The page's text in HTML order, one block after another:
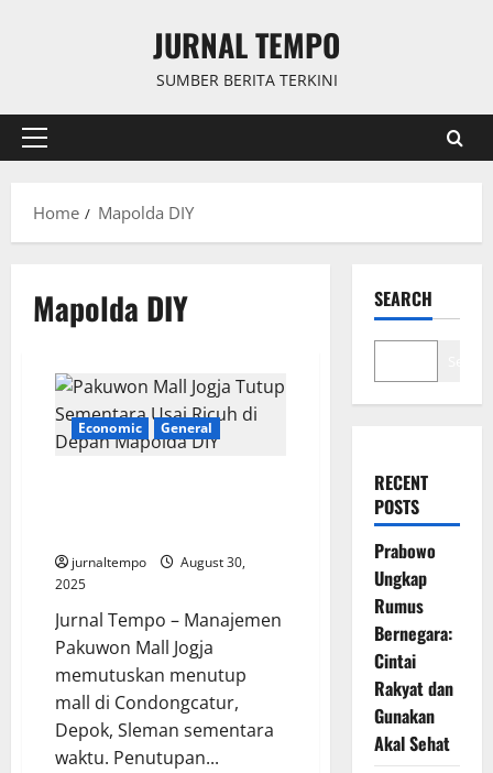
JURNAL TEMPO
SUMBER BERITA TERKINI
Primary
Home
Mapolda DIY
Mapolda DIY
Economic General
jurnaltempo
August 30,
2025
Jurnal Tempo – Manajemen
Pakuwon Mall Jogja
memutuskan menutup
mall di Condongcatur,
Depok, Sleman sementara
waktu. Penutupan...
SEARCH
RECENT
POSTS
Prabowo
Ungkap
Rumus
Bernegara:
Cintai
Rakyat dan
Gunakan
Akal Sehat